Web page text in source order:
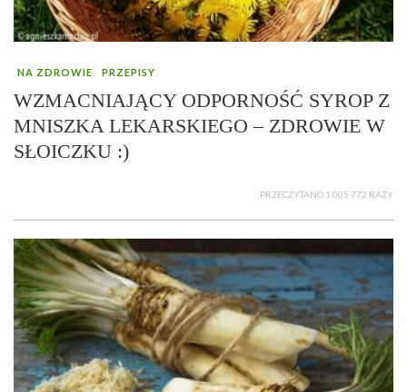
NA ZDROWIE PRZEPISY
WZMACNIAJĄCY ODPORNOŚĆ SYROP Z
MNISZKA LEKARSKIEGO – ZDROWIE W
SŁOICZKU :)
PRZECZYTANO 1 005 772 RAZY